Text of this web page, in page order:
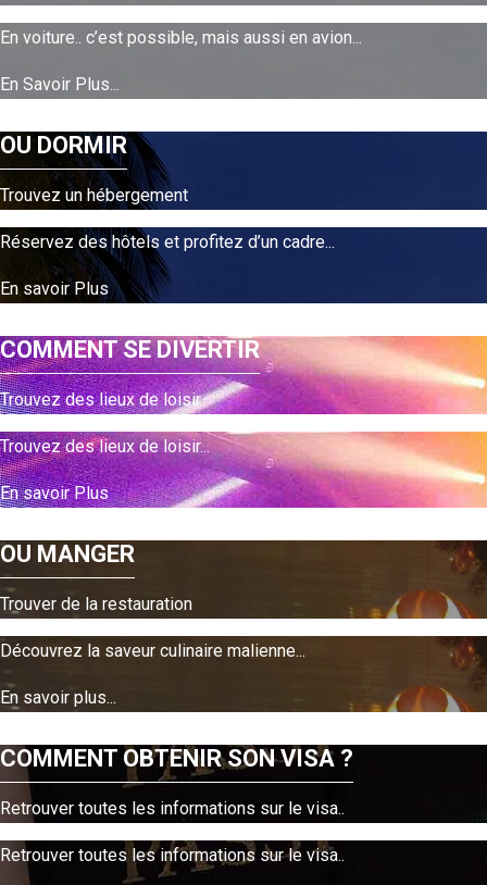
En voiture.. c’est possible, mais aussi en avion...
En Savoir Plus...
OU DORMIR
Trouvez un hébergement
Réservez des hôtels et profitez d’un cadre...
En savoir Plus
COMMENT SE DIVERTIR
Trouvez des lieux de loisir
Trouvez des lieux de loisir...
En savoir Plus
OU MANGER
Trouver de la restauration
Découvrez la saveur culinaire malienne...
En savoir plus...
COMMENT OBTENIR SON VISA ?
Retrouver toutes les informations sur le visa..
Retrouver toutes les informations sur le visa..